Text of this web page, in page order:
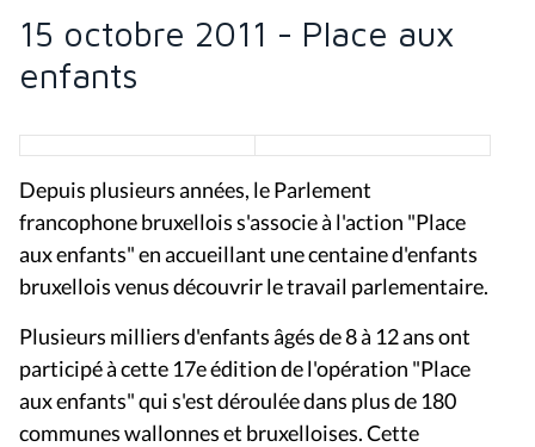
15 octobre 2011 - Place aux
enfants
Depuis plusieurs années, le Parlement
francophone bruxellois s'associe à l'action "Place
aux enfants" en accueillant une centaine d'enfants
bruxellois venus découvrir le travail parlementaire.
Plusieurs milliers d'enfants âgés de 8 à 12 ans ont
participé à cette 17e édition de l'opération "Place
aux enfants" qui s'est déroulée dans plus de 180
communes wallonnes et bruxelloises. Cette